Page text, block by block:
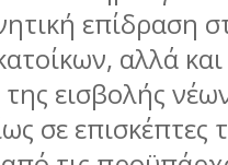
επίδραση
αλλά
εισβολής
σε επισκέπτες